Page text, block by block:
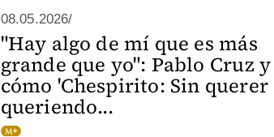
08.05.2026/
"Hay algo de mí que es más
grande que yo": Pablo Cruz y
cómo 'Chespirito: Sin querer
queriendo...